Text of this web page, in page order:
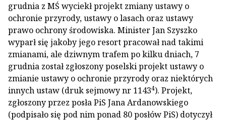
grudnia z MŚ wyciekł projekt zmiany ustawy o
ochronie przyrody, ustawy o lasach oraz ustawy
prawo ochrony środowiska. Minister Jan Szyszko
wyparł się jakoby jego resort pracował nad takimi
zmianami, ale dziwnym trafem po kilku dniach, 7
grudnia został zgłoszony poselski projekt ustawy o
zmianie ustawy o ochronie przyrody oraz niektórych
innych ustaw (druk sejmowy nr 11434). Projekt,
zgłoszony przez posła PiS Jana Ardanowskiego
(podpisało się pod nim ponad 80 posłów PiS) dotyczył